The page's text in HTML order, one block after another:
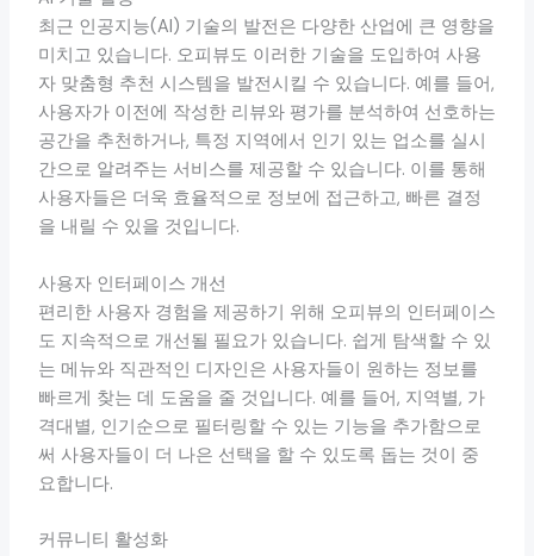
최근 인공지능(AI) 기술의 발전은 다양한 산업에 큰 영향을
미치고 있습니다. 오피뷰도 이러한 기술을 도입하여 사용
자 맞춤형 추천 시스템을 발전시킬 수 있습니다. 예를 들어,
사용자가 이전에 작성한 리뷰와 평가를 분석하여 선호하는
공간을 추천하거나, 특정 지역에서 인기 있는 업소를 실시
간으로 알려주는 서비스를 제공할 수 있습니다. 이를 통해
사용자들은 더욱 효율적으로 정보에 접근하고, 빠른 결정
을 내릴 수 있을 것입니다.
사용자 인터페이스 개선
편리한 사용자 경험을 제공하기 위해 오피뷰의 인터페이스
도 지속적으로 개선될 필요가 있습니다. 쉽게 탐색할 수 있
는 메뉴와 직관적인 디자인은 사용자들이 원하는 정보를
빠르게 찾는 데 도움을 줄 것입니다. 예를 들어, 지역별, 가
격대별, 인기순으로 필터링할 수 있는 기능을 추가함으로
써 사용자들이 더 나은 선택을 할 수 있도록 돕는 것이 중
요합니다.
커뮤니티 활성화